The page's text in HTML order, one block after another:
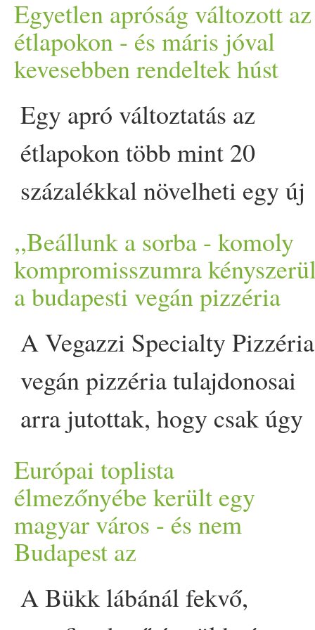
Egy gőzölt bao zsemléhez,
fermentált lila káposzta
Különleges menüvel
budapestiétteremben - de
Prove.
Egyetlen apróság változott az
étlapokon - és máris jóval
kevesebben rendeltek húst
Egy apró változtatás az
étlapokon több mint 20
százalékkal növelheti egy új
kutatás szerint annak az
esélyét, hogy az emberek a
húsmentes opciót választják.
Mindössze annyi történt,
hogy az állatok képét
feltüntették a belőlük készült
ételek mellett, és ez sokakat
eltérített húsfogyasztási
szándékuktól. Meglepő
eredményre jutott egy brit-
kanadai pszichológiai
,,Beállunk a sorba - komoly
kompromisszumra
a budapesti vegán pizzéria
A Vegazzi Specialty Pizzéria
vegán pizzéria tulajdonosai
arra jutottak, hogy csak úgy
maradhat fenn a
vállalkozásuk, ha bevezetik a
sajtos pizzákat is.
Hangsúlyozták, maradnak az
étlapon tisztán növényi
Európai toplista
élmezőnyébe került egy
magyar város - és nem
Budapest az
A Bükk lábánál fekvő,